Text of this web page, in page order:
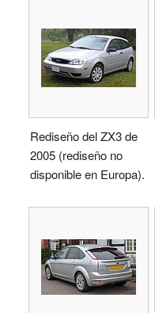
Rediseño del ZX3 de
2005 (rediseño no
disponible en Europa).